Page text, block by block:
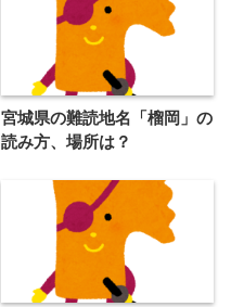
宮城県の難読地名「榴岡」の
読み方、場所は？